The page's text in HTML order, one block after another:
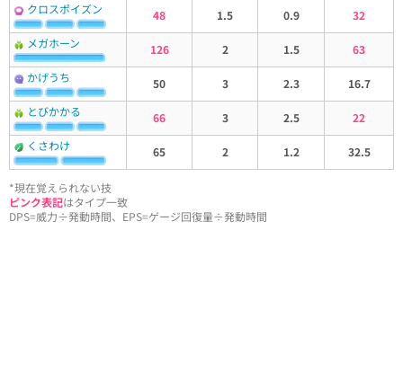
クロスポイズン
48 1.5 0.9
32
メガホーン
126 2 1.5
63
かげうち
50 3 2.3
16.7
とびかかる
66 3 2.5
22
くさわけ
65 2 1.2 32.5
*現在覚えられない技
ピンク表記はタイプ一致
DPS=威力÷発動時間、EPS=ゲージ回復量÷発動時間